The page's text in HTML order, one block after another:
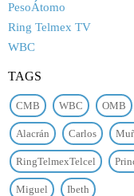
PesoÁtomo
Ring Telmex TV
WBC
TAGS
CMB WBC OMB
Alacrán Carlos
RingTelmexTelcel
Miguel Ibeth